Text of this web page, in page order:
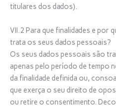
titulares dos dados).
VII.2 Para que finalidades e por
trata os seus dados pessoais?
Os seus dados pessoais são
apenas pelo período de tempo
da finalidade definida ou,
que exerça o seu direito de
ou retire o consentimento.